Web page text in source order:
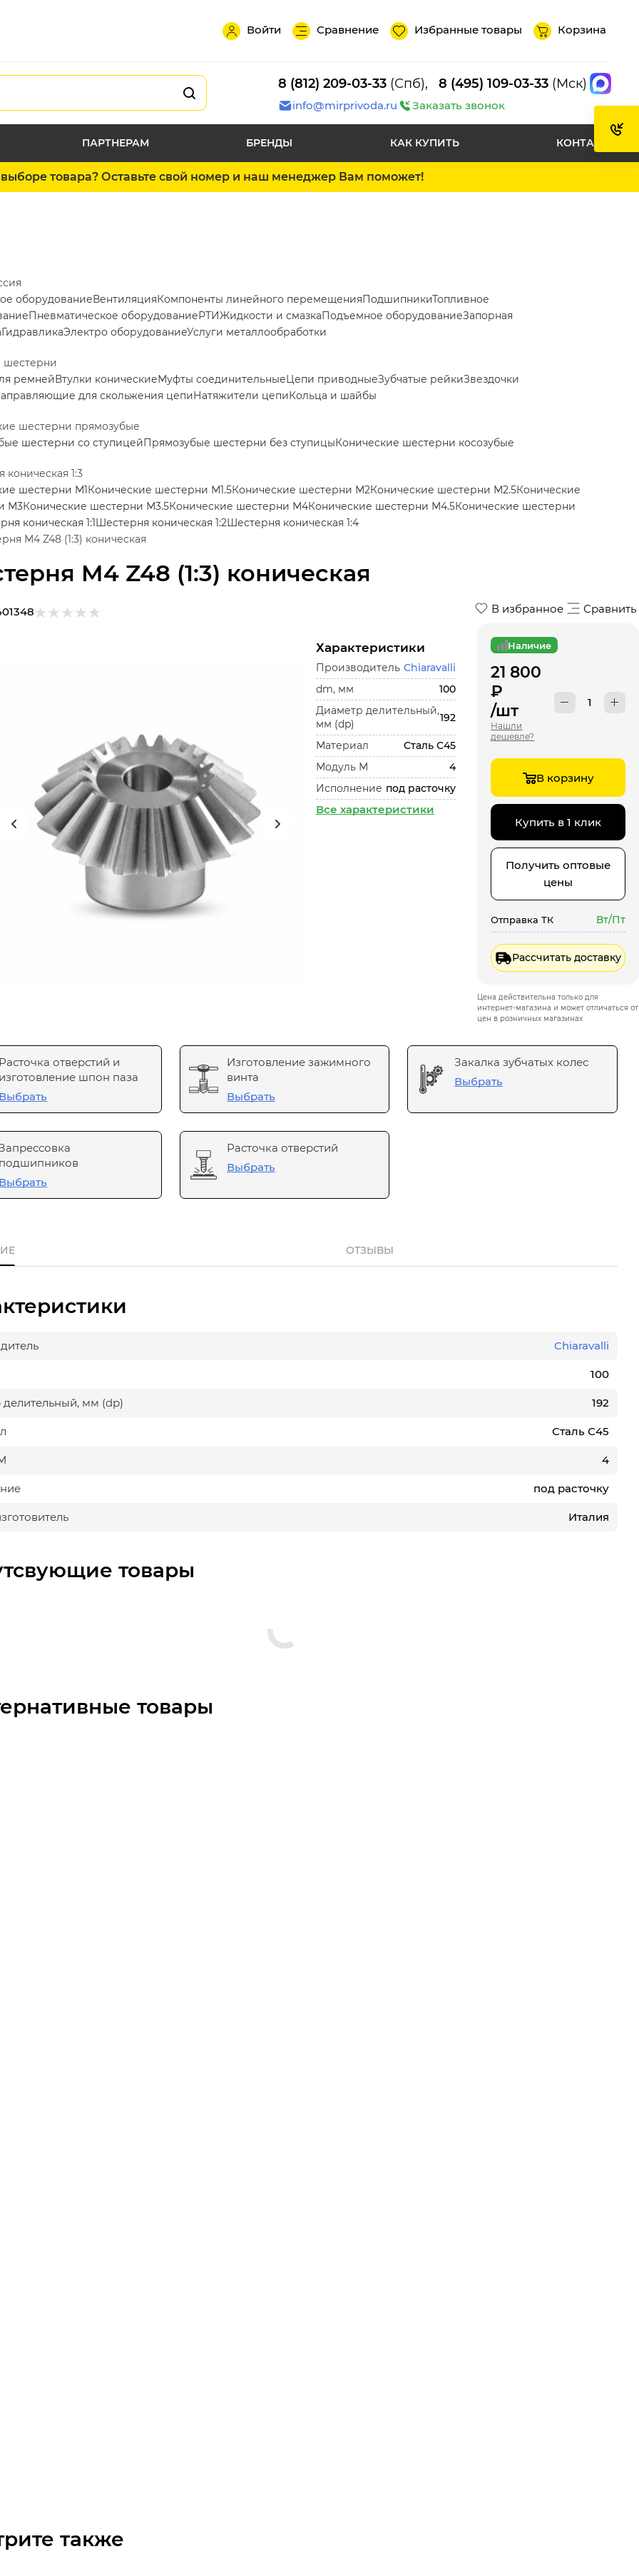
Войти Сравнение Избранные товары Корзина
8 (812) 209-03-33 (Спб), 8 (495) 109-03-33 (Мск)
info@mirprivoda.ru Заказать звонок
ПАРТНЕРАМ БРЕНДЫ КАК КУПИТЬ КОНТАКТЫ
товара? Оставьте свой номер и наш менеджер Вам поможет!
M4 Z48 (1:3) коническая
оборудованиеВентиляцияКомпоненты линейного перемещенияПодшипникиТопливное
Пневматическое оборудованиеРТИЖидкости и смазкаПодъемное оборудованиеЗапорная
ГидравликаЭлектро оборудованиеУслуги металлообработки
шестерни
ремнейВтулки коническиеМуфты соединительныеЦепи приводныеЗубчатые рейкиЗвездочки
для скольжения цепиНатяжители цепиКольца и шайбы
шестерни прямозубые
шестерни со ступицейПрямозубые шестерни без ступицыКонические шестерни косозубые
1:3
шестерни М1Конические шестерни М1.5Конические шестерни М2Конические шестерни М2.5Конические
М3Конические шестерни М3.5Конические шестерни М4Конические шестерни М4.5Конические шестерни
коническая 1:1Шестерня коническая 1:2Шестерня коническая 1:4
M4 Z48 (1:3) коническая
В избранное Сравнить
Характеристики
Производитель Chiaravalli
dm, мм
100
Диаметр делительный,
мм (dp)
192
Материал
Сталь С45
Модуль М
4
Исполнение под расточку
Все характеристики
Наличие
21 800
₽
/шт
Нашли
дешевле?
В корзину
Купить в 1 клик
Получить оптовые
цены
Отправка ТК Вт/Пт
Рассчитать доставку
Цена действительна только для
интернет-магазина и может отличаться от
цен в розничных магазинах
отверстий и
шпон паза
Изготовление зажимного
винта
Выбрать
Закалка зубчатых колес
Выбрать
Расточка отверстий
Выбрать
ОТЗЫВЫ
Chiaravalli
100
мм (dp) 192
Сталь С45
4
под расточку
Италия
товары
товары
также